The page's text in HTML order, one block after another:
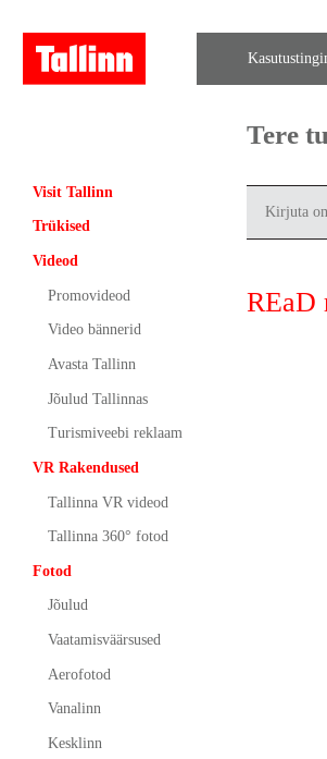
Visit Tallinn
Trükised
Videod
Promovideod
Video bännerid
Avasta Tallinn
Jõulud Tallinnas
Turismiveebi reklaam
VR Rakendused
Tallinna VR videod
Tallinna 360° fotod
Fotod
Jõulud
Vaatamisväärsused
Aerofotod
Vanalinn
Kesklinn
Tere
REaD